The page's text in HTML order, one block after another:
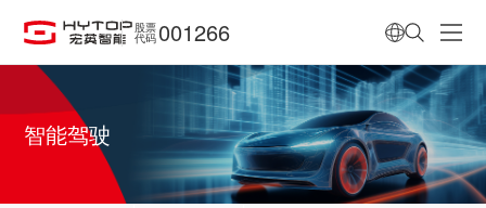
股票
代码 001266
智能驾驶